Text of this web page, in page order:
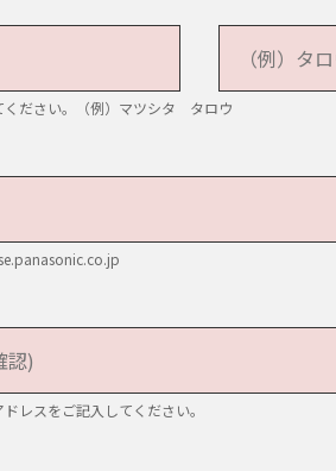
の集計、分析のため
・サービス品質の改善のため
、不具合、事故等の防止および発生
た目的で利用するため
用」および「6.個人情報取り扱いの
あって、お客様の同意を取ること
扱いの全部または一部を委託する
ください。（例）マツシタ タロウ
レスをご記入してください。